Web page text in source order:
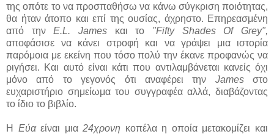
της οπότε το να προσπαθήσω να κάνω σύγκριση ποιότητας,
θα ήταν άτοπο και επί της ουσίας, άχρηστο. Επηρεασμένη
από τηνE.L. James και το "Fifty Shades Of Grey",
αποφάσισε να κάνει στροφή και να γράψει μια ιστορία
παρόμοια με εκείνη που τόσο πολύ την έκανε προφανώς να
ριγήσει. Και αυτό είναι κάτι που αντιλαμβάνεται κανείς όχι
μόνο από το γεγονός ότι αναφέρει την Jamesστο
ευχαριστήριο σημείωμα του συγγραφέα αλλά, διαβάζοντας
το ίδιο το βιβλίο.
Η Εύαείναι μια24χρονη κοπέλα η οποία μετακομίζει και